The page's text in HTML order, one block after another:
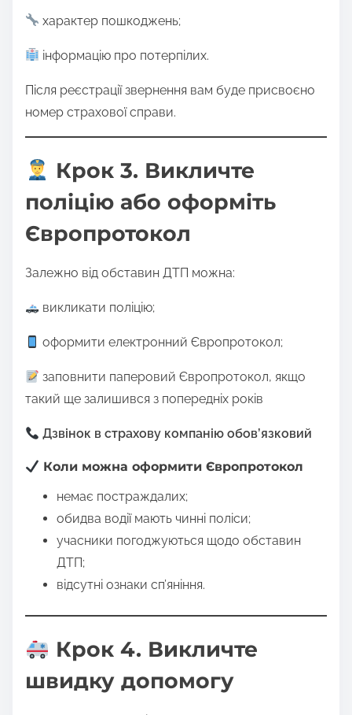
характер пошкоджень;
інформацію про потерпілих.
Після реєстрації звернення вам буде присвоєно
номер страхової справи.
Крок 3. Викличте
поліцію або оформіть
Європротокол
Залежно від обставин ДТП можна:
викликати поліцію;
оформити електронний Європротокол;
заповнити паперовий Європротокол, якщо
такий ще залишився з попередніх років
Дзвінок в страхову компанію обов’язковий
Коли можна оформити Європротокол
немає постраждалих;
обидва водії мають чинні поліси;
учасники погоджуються щодо обставин
ДТП;
відсутні ознаки сп’яніння.
Крок 4. Викличте
швидку допомогу